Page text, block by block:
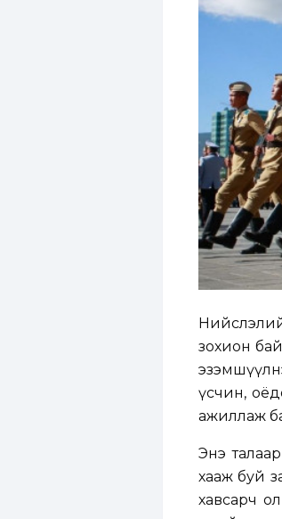
зохион
үсчин,
ажиллаж
Энэ
хааж буй
хавсарч